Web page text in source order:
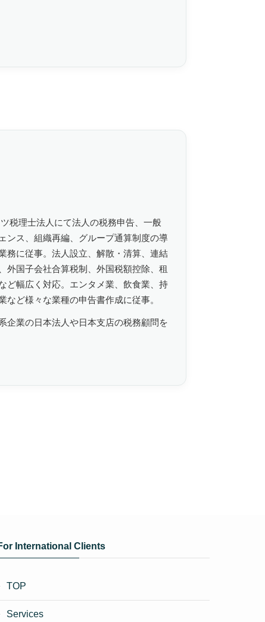
税理士法人にて法人の税務申告、一般
ンス、組織再編、グループ通算制度の導
務に従事。法人設立、解散・清算、連結
外国子会社合算税制、外国税額控除、租
ど幅広く対応。エンタメ業、飲食業、持
など様々な業種の申告書作成に従事。
企業の日本法人や日本支店の税務顧問を
International Clients
TOP
Services